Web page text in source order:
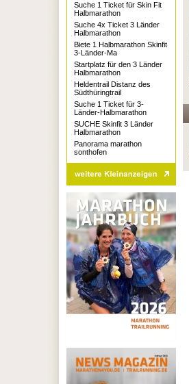
Suche 1 Ticket für Skin Fit
Halbmarathon
Suche 4x Ticket 3 Länder
Halbmarathon
Biete 1 Halbmarathon Skinfit
3-Länder-Ma
Startplatz für den 3 Länder
Halbmarathon
Heldentrail Distanz des
Südthüringtrail
Suche 1 Ticket für 3-
Länder-Halbmarathon
SUCHE Skinfit 3 Länder
Halbmarathon
Panorama marathon
sonthofen